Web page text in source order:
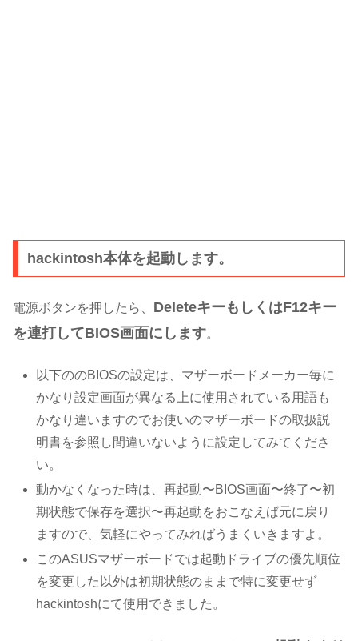
hackintosh本体を起動します。
電源ボタンを押したら、 DeleteキーもしくはF12キー
を連打してBIOS画面にします。
以下ののBIOSの設定は、マザーボードメーカー毎に
かなり設定画面が異なる上に使用されている用語も
かなり違いますのでお使いのマザーボードの取扱説
明書を参照し間違いないように設定してみてくださ
い。
動かなくなった時は、再起動〜BIOS画面〜終了〜初
期状態で保存を選択〜再起動をおこなえば元に戻り
ますので、気軽にやってみればうまくいきますよ。
このASUSマザーボードでは起動ドライブの優先順位
を変更した以外は初期状態のままで特に変更せず
hackintoshにて使用できました。